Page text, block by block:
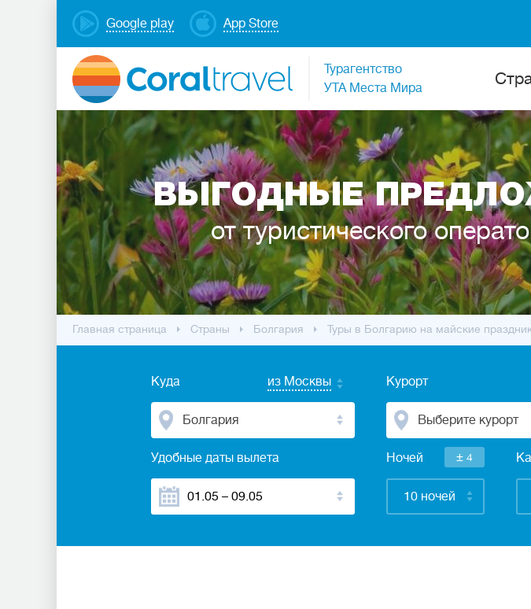
Google play App Store
Турагентство
УТА Места Мира
ВЫГОДНЫЕ
от туристического
Главная страница Cтраны Болгария Туры в Болгарию на майские
Куда из Москвы
Болгария
Курорт
Выберите курорт
Удобные даты вылета Ночей ±4
10 ночей